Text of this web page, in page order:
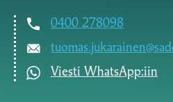
0400 278098
Viesti WhatsApp:iin